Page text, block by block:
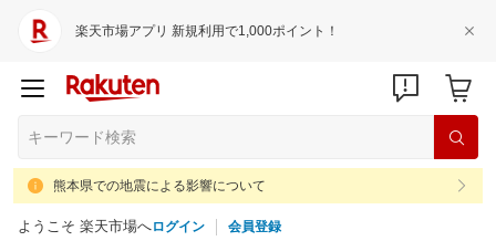
楽天市場アプリ 新規利用で1,000ポイント！
熊本県での地震による影響について
ようこそ 楽天市場へログイン 会員登録